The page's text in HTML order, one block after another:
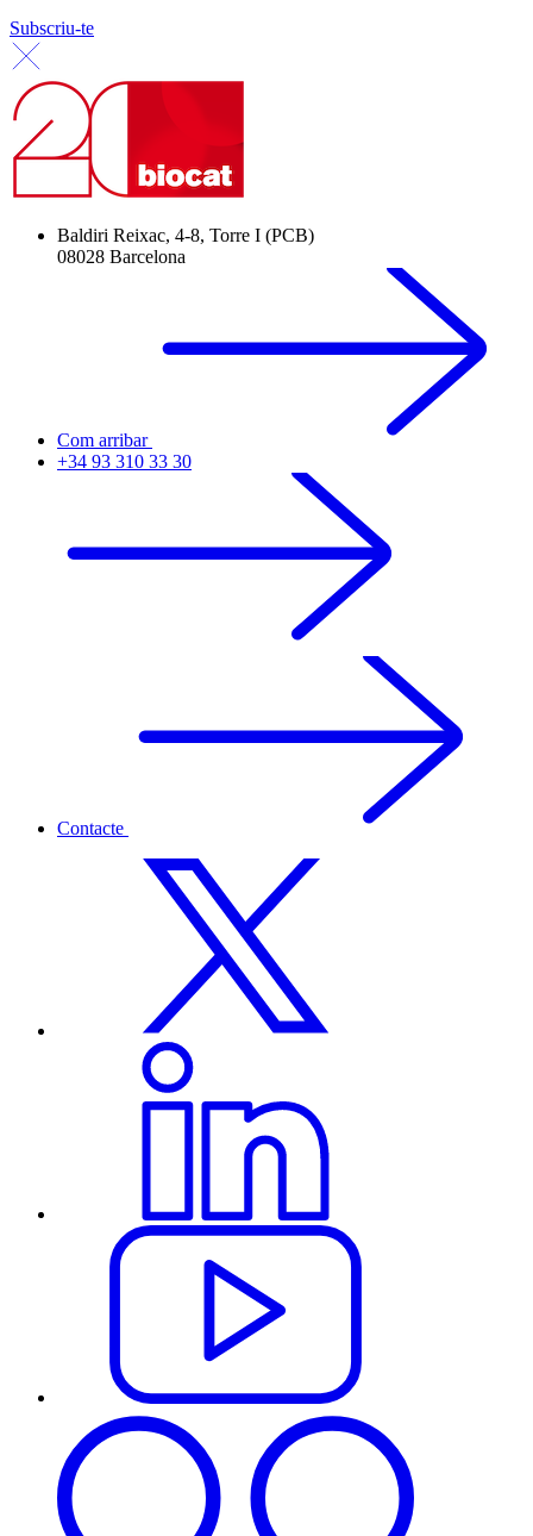
Subscriu-te
Baldiri Reixac, 4-8, Torre I (PCB)
08028 Barcelona
Com arribar
+34 93 310 33 30
Contacte